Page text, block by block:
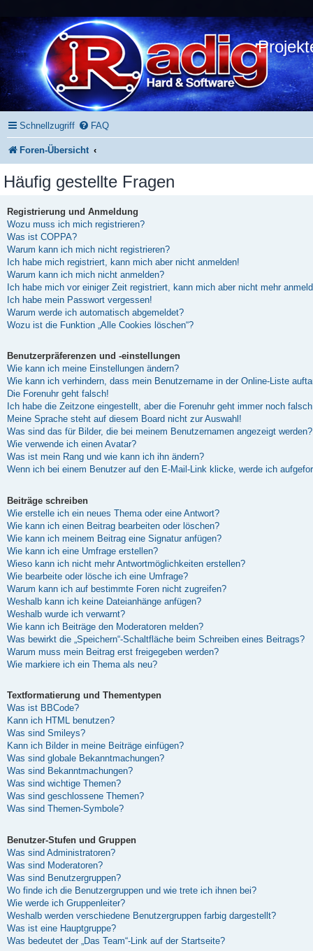
Schnellzugriff FAQ
Foren-Übersicht
Häufig gestellte Fragen
Registrierung und Anmeldung
Wozu muss ich mich registrieren?
Was ist COPPA?
Warum kann ich mich nicht registrieren?
Ich habe mich registriert, kann mich aber nicht anmelden!
Warum kann ich mich nicht anmelden?
Ich habe mich vor einiger Zeit registriert, kann mich aber nicht mehr
Ich habe mein Passwort vergessen!
Warum werde ich automatisch abgemeldet?
Wozu ist die Funktion „Alle Cookies löschen“?
Benutzerpräferenzen und -einstellungen
Wie kann ich meine Einstellungen ändern?
Wie kann ich verhindern, dass mein Benutzername in der Online-Liste
Die Forenuhr geht falsch!
Ich habe die Zeitzone eingestellt, aber die Forenuhr geht immer noch
Meine Sprache steht auf diesem Board nicht zur Auswahl!
Was sind das für Bilder, die bei meinem Benutzernamen angezeigt werden?
Wie verwende ich einen Avatar?
Was ist mein Rang und wie kann ich ihn ändern?
Wenn ich bei einem Benutzer auf den E-Mail-Link klicke, werde ich
Beiträge schreiben
Wie erstelle ich ein neues Thema oder eine Antwort?
Wie kann ich einen Beitrag bearbeiten oder löschen?
Wie kann ich meinem Beitrag eine Signatur anfügen?
Wie kann ich eine Umfrage erstellen?
Wieso kann ich nicht mehr Antwortmöglichkeiten erstellen?
Wie bearbeite oder lösche ich eine Umfrage?
Warum kann ich auf bestimmte Foren nicht zugreifen?
Weshalb kann ich keine Dateianhänge anfügen?
Weshalb wurde ich verwarnt?
Wie kann ich Beiträge den Moderatoren melden?
Was bewirkt die „Speichern“-Schaltfläche beim Schreiben eines Beitrags?
Warum muss mein Beitrag erst freigegeben werden?
Wie markiere ich ein Thema als neu?
Textformatierung und Thementypen
Was ist BBCode?
Kann ich HTML benutzen?
Was sind Smileys?
Kann ich Bilder in meine Beiträge einfügen?
Was sind globale Bekanntmachungen?
Was sind Bekanntmachungen?
Was sind wichtige Themen?
Was sind geschlossene Themen?
Was sind Themen-Symbole?
Benutzer-Stufen und Gruppen
Was sind Administratoren?
Was sind Moderatoren?
Was sind Benutzergruppen?
Wo finde ich die Benutzergruppen und wie trete ich ihnen bei?
Wie werde ich Gruppenleiter?
Weshalb werden verschiedene Benutzergruppen farbig dargestellt?
Was ist eine Hauptgruppe?
Was bedeutet der „Das Team“-Link auf der Startseite?